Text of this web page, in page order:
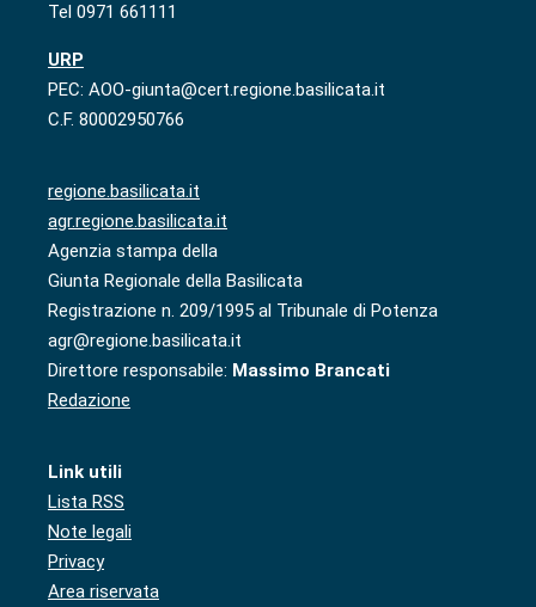
Tel 0971 661111
URP
PEC: AOO-giunta@cert.regione.basilicata.it
C.F. 80002950766
regione.basilicata.it
agr.regione.basilicata.it
Agenzia stampa della
Giunta Regionale della Basilicata
Registrazione n. 209/1995 al Tribunale di Potenza
agr@regione.basilicata.it
Direttore responsabile: Massimo Brancati
Redazione
Link utili
Lista RSS
Note legali
Privacy
Area riservata